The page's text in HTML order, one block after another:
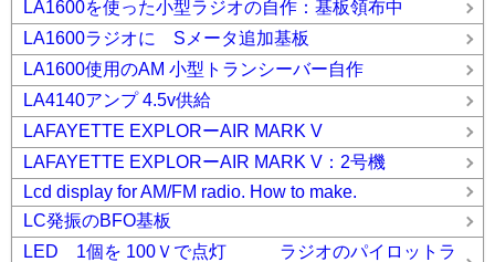
LA1600を使った小型ラジオの自作：基板領布中
LA1600ラジオに Sメータ追加基板
LA1600使用のAM 小型トランシーバー自作
LA4140アンプ 4.5v供給
LAFAYETTE EXPLORーAIR MARK V
LAFAYETTE EXPLORーAIR MARK V：2号機
Lcd display for AM/FM radio. How to make.
LC発振のBFO基板
LED 1個を 100Ｖで点灯 ラジオのパイロットラ